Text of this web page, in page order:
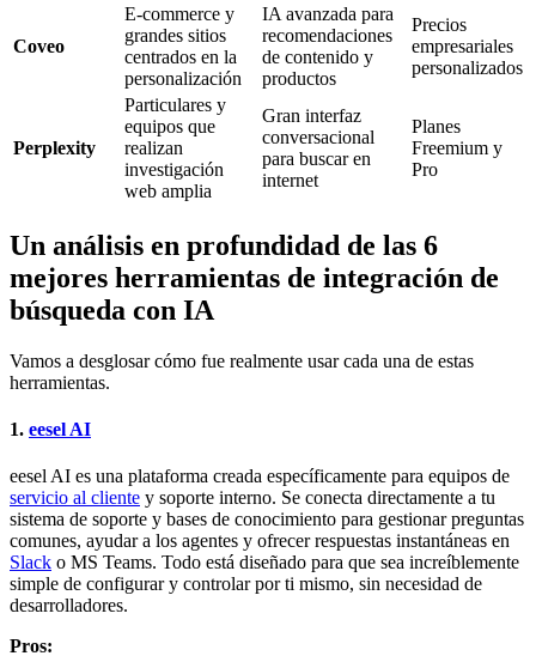
Coveo
E-commerce y
grandes sitios
centrados en la
personalización
IA avanzada para
recomendaciones
de contenido y
productos
Precios
empresariales
personalizados
Perplexity
Particulares y
equipos que
realizan
investigación
web amplia
Gran interfaz
conversacional
para buscar en
internet
Planes
Freemium y
Pro
Un análisis en profundidad de las 6
mejores herramientas de integración de
búsqueda con IA
Vamos a desglosar cómo fue realmente usar cada una de estas
herramientas.
1. eesel AI
eesel AI es una plataforma creada específicamente para equipos de
servicio al cliente y soporte interno. Se conecta directamente a tu
sistema de soporte y bases de conocimiento para gestionar preguntas
comunes, ayudar a los agentes y ofrecer respuestas instantáneas en
Slack o MS Teams. Todo está diseñado para que sea increíblemente
simple de configurar y controlar por ti mismo, sin necesidad de
desarrolladores.
Pros: